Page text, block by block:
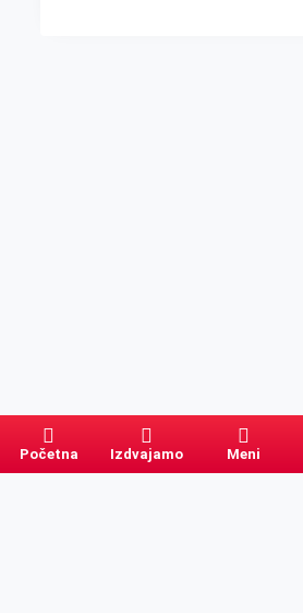
Početna Izdvajamo Meni